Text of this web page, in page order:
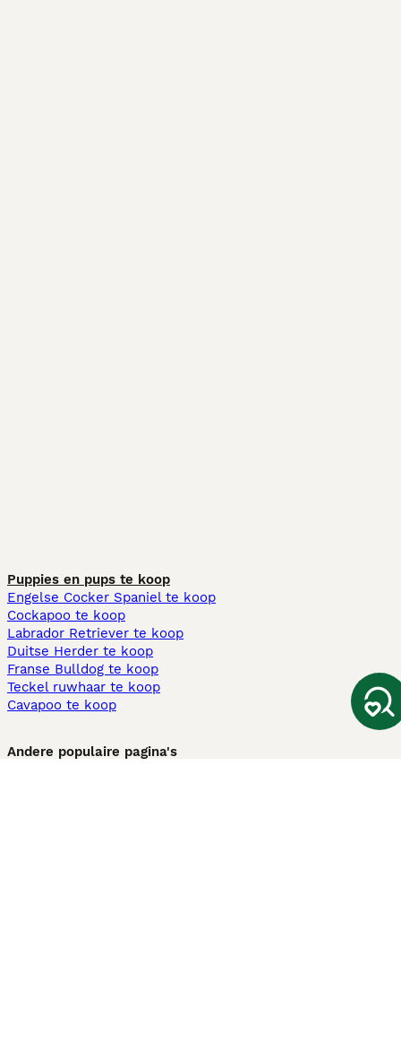
Puppies en pups te koop
Engelse Cocker Spaniel te koop
Cockapoo te koop
Labrador Retriever te koop
Duitse Herder te koop
Franse Bulldog te koop
Teckel ruwhaar te koop
Cavapoo te koop
Andere populaire pagina's